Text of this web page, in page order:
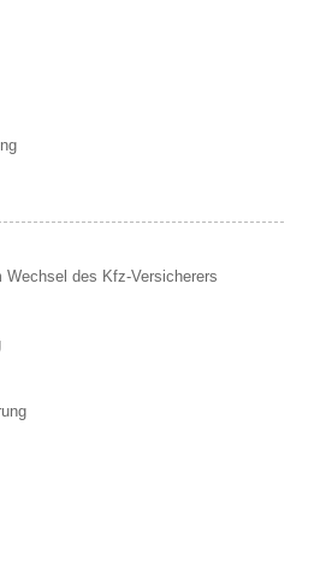
Wechsel des Kfz-Versicherers